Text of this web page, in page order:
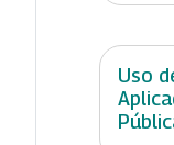
Uso